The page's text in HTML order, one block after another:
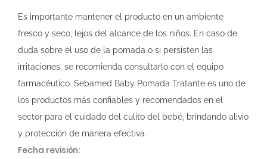
Es importante mantener el producto en un ambiente
fresco y seco, lejos del alcance de los niños. En caso de
duda sobre el uso de la pomada o si persisten las
irritaciones, se recomienda consultarlo con el equipo
farmacéutico. Sebamed Baby Pomada Tratante es uno de
los productos más confiables y recomendados en el
sector para el cuidado del culito del bebé, brindando alivio
y protección de manera efectiva.
Fecha revisión: